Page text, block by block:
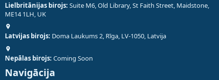
Lielbritānijas birojs: Suite M6, Old Library, St Faith Street, Maidstone,
ME14 1LH, UK
Latvijas birojs: Doma Laukums 2, Rīga, LV-1050, Latvija
Nepālas birojs: Coming Soon
Navigācija